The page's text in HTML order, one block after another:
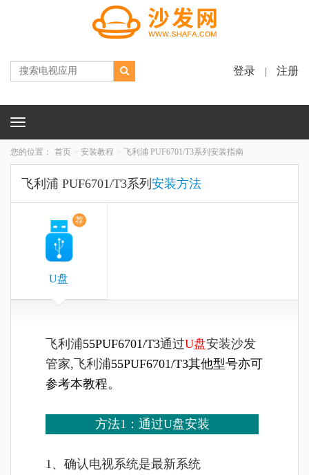
登录 注册
Toggle
您的位置： 首页 安装教程 飞利浦 PUF6701/T3系列安装指南
飞利浦 PUF6701/T3系列 安装方法
荐
U盘
飞利浦55PUF6701/T3通过U盘安装沙发
管家,飞利浦55PUF6701/T3其他型号亦可
参考本教程。
方法1：通过U盘安装
1、确认电视系统是最新系统